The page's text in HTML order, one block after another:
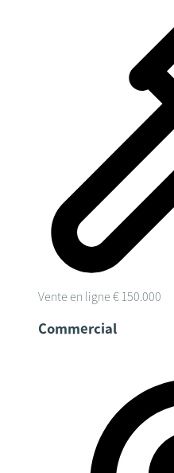
Vente en ligne € 150.000
Commercial